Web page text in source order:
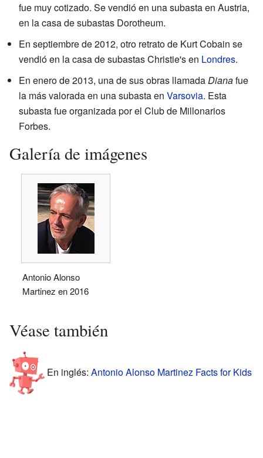
fue muy cotizado. Se vendió en una subasta en Austria,
en la casa de subastas Dorotheum.
En septiembre de 2012, otro retrato de Kurt Cobain se
vendió en la casa de subastas Christie's en Londres.
En enero de 2013, una de sus obras llamadaDianafue
la más valorada en una subasta en Varsovia. Esta
subasta fue organizada por el Club de Millonarios
Forbes.
Galería de imágenes
Antonio Alonso
Martinez en 2016
Véase también
En inglés: Antonio Alonso Martinez Facts for Kids